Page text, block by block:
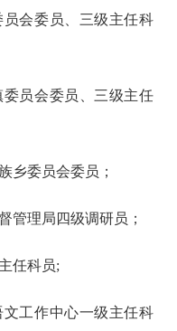
会委员、三级主任科
员会委员、三级主任
乡委员会委员；
管理局四级调研员；
任科员;
工作中心一级主任科